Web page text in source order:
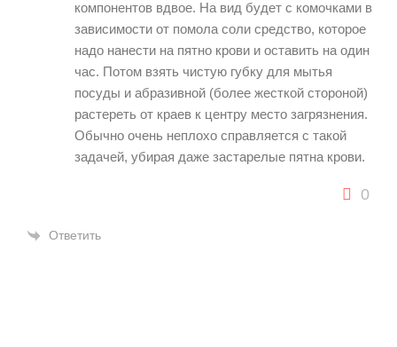
компонентов вдвое. На вид будет с комочками в
зависимости от помола соли средство, которое
надо нанести на пятно крови и оставить на один
час. Потом взять чистую губку для мытья
посуды и абразивной (более жесткой стороной)
растереть от краев к центру место загрязнения.
Обычно очень неплохо справляется с такой
задачей, убирая даже застарелые пятна крови.
0
Ответить